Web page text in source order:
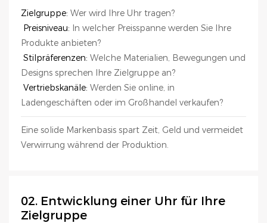
Zielgruppe: Wer wird Ihre Uhr tragen?
Preisniveau: In welcher Preisspanne werden Sie Ihre
Produkte anbieten?
Stilpräferenzen: Welche Materialien, Bewegungen und
Designs sprechen Ihre Zielgruppe an?
Vertriebskanäle: Werden Sie online, in
Ladengeschäften oder im Großhandel verkaufen?
Eine solide Markenbasis spart Zeit, Geld und vermeidet
Verwirrung während der Produktion.
02. Entwicklung einer Uhr für Ihre
Zielgruppe